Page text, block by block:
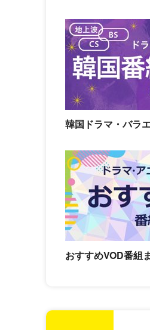
韓国ドラマ・バラ
おすすめVOD番組